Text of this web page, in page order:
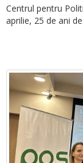
Centrul pentru
aprilie, 25 de ani